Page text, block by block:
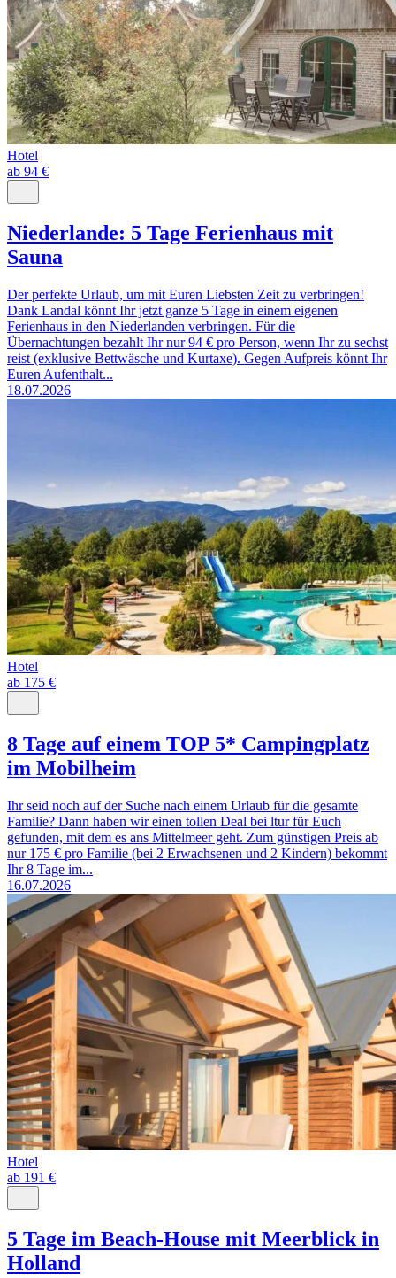
Hotel
ab 94 €
Niederlande: 5 Tage Ferienhaus mit
Sauna
Der perfekte Urlaub, um mit Euren Liebsten Zeit zu verbringen!
Dank Landal könnt Ihr jetzt ganze 5 Tage in einem eigenen
Ferienhaus in den Niederlanden verbringen. Für die
Übernachtungen bezahlt Ihr nur 94 € pro Person, wenn Ihr zu sechst
reist (exklusive Bettwäsche und Kurtaxe). Gegen Aufpreis könnt Ihr
Euren Aufenthalt...
18.07.2026
Hotel
ab 175 €
8 Tage auf einem TOP 5* Campingplatz
im Mobilheim
Ihr seid noch auf der Suche nach einem Urlaub für die gesamte
Familie? Dann haben wir einen tollen Deal bei ltur für Euch
gefunden, mit dem es ans Mittelmeer geht. Zum günstigen Preis ab
nur 175 € pro Familie (bei 2 Erwachsenen und 2 Kindern) bekommt
Ihr 8 Tage im...
16.07.2026
Hotel
ab 191 €
5 Tage im Beach-House mit Meerblick in
Holland